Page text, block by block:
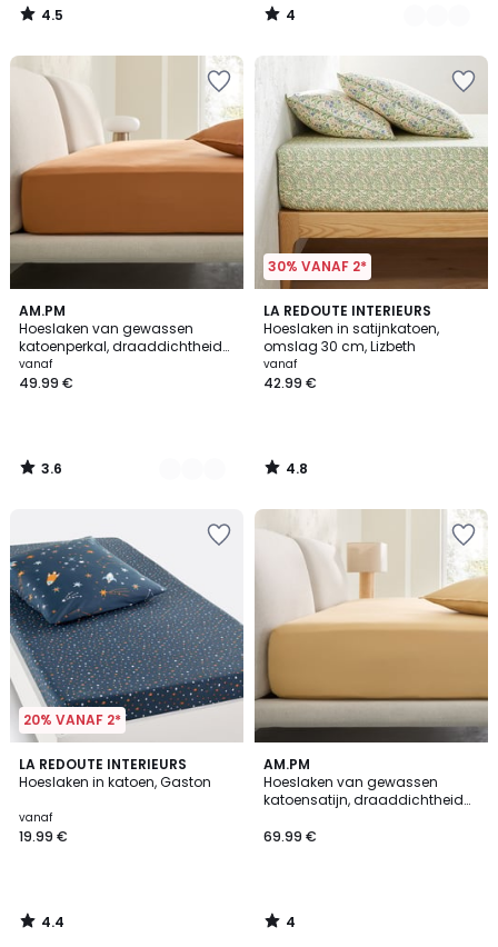
4.5
/
4
/
AM.PM
Hoeslaken van gewassen
katoenperkal, draaddichtheid
van 120, randbreedte 30 cm,
Sabbal
vanaf
49.99 €
3.6
/ 5
2
Kleuren
3.6
/
30% VANAF 2*
LA REDOUTE INTERIEURS
Hoeslaken in satijnkatoen,
omslag 30 cm, Lizbeth
vanaf
42.99 €
4.8
/ 5
4.8
/
20% VANAF 2*
LA REDOUTE INTERIEURS
Hoeslaken in katoen, Gaston
vanaf
19.99 €
4.4
/ 5
4.4
/
AM.PM
Hoeslaken van gewassen
katoensatijn, draaddichtheid
Saria
69.99 €
4
/
5
4
/